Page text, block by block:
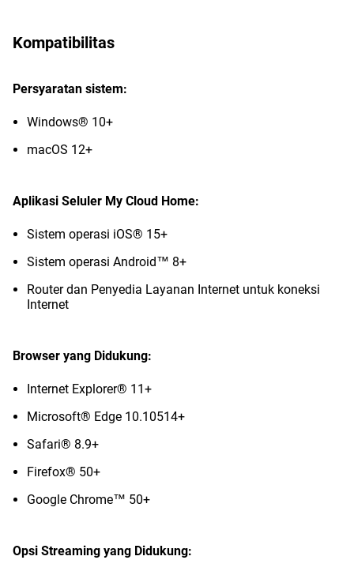
Kompatibilitas
Persyaratan sistem:
Windows® 10+
macOS 12+
Aplikasi Seluler My Cloud Home:
Sistem operasi iOS® 15+
Sistem operasi Android™ 8+
Router dan Penyedia Layanan Internet untuk koneksi
Internet
Browser yang Didukung:
Internet Explorer® 11+
Microsoft® Edge 10.10514+
Safari® 8.9+
Firefox® 50+
Google Chrome™ 50+
Opsi Streaming yang Didukung: